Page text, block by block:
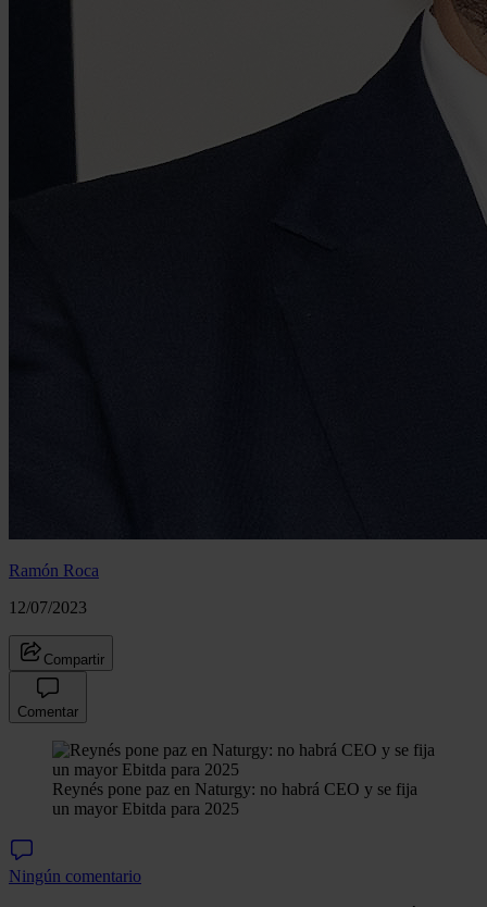
Ramón Roca
12/07/2023
Compartir
Comentar
Reynés pone paz en Naturgy: no habrá CEO y se fija
un mayor Ebitda para 2025
Ningún comentario